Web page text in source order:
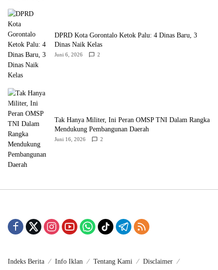
‎DPRD Kota Gorontalo Ketok Palu: 4 Dinas Baru, 3
Dinas Naik Kelas
Juni 6, 2026 2
‎Tak Hanya Militer, Ini Peran OMSP TNI Dalam Rangka
Mendukung Pembangunan Daerah
Juni 16, 2026 2
Indeks Berita Info Iklan Tentang Kami Disclaimer